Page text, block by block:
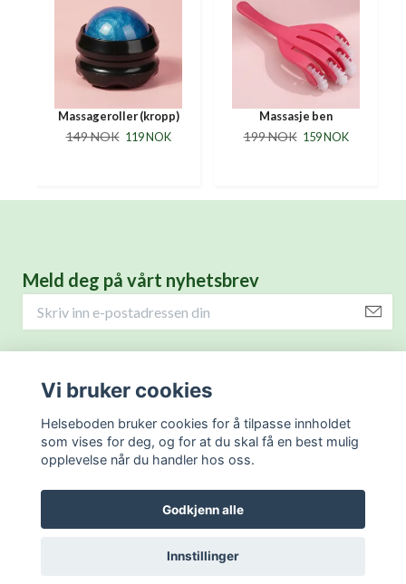
Massageroller (kropp)
149 NOK 119 NOK
Massasje ben
199 NOK 159 NOK
Meld deg på vårt nyhetsbrev
Kontaktinformasjon
Hjelp
Vi bruker cookies
Helseboden bruker cookies for å tilpasse innholdet
som vises for deg, og for at du skal få en best mulig
opplevelse når du handler hos oss.
Godkjenn alle
Innstillinger